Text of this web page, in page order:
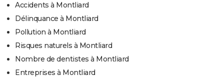
Accidents à Montliard
Délinquance à Montliard
Pollution à Montliard
Risques naturels à Montliard
Nombre de dentistes à Montliard
Entreprises à Montliard